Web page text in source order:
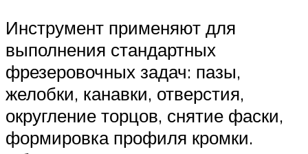
Инструмент применяют для
выполнения стандартных
фрезеровочных задач: пазы,
желобки, канавки, отверстия,
округление торцов, снятие фаски,
формировка профиля кромки.